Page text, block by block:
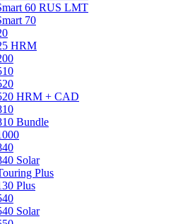
60 RUS LMT
70
HRM
HRM + CAD
Bundle
Solar
Plus
Plus
Solar